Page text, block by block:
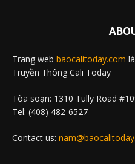
Trang web baocalitoday.com
Truyền Thông Cali Today
Tòa soạn: 1310 Tully Road
Tel: (408) 482-6527
Contact us: